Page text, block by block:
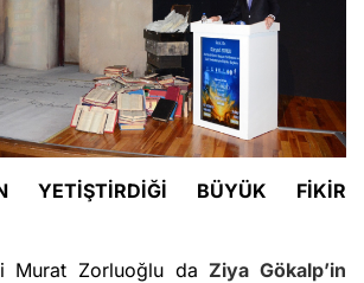
YETİŞTİRDİĞİ BÜYÜK FİKİR
Murat Zorluoğlu daZiya Gökalp’in